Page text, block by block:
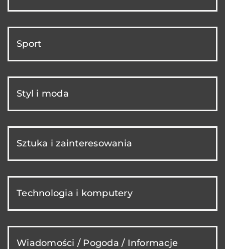
Sport
Styl i moda
Sztuka i zainteresowania
Technologia i komputery
Wiadomości / Pogoda / Informacje